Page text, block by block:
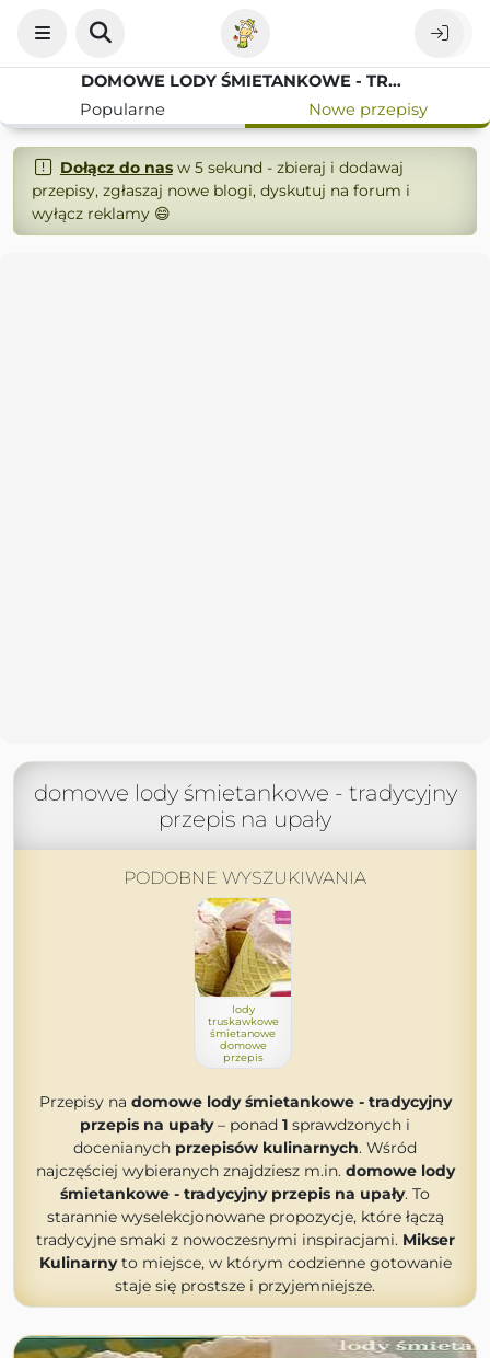
DOMOWE LODY ŚMIETANKOWE - TRADYCYJNY PRZEPIS NA UPAŁY
Popularne
Nowe przepisy
Dołącz do nasw 5 sekund - zbieraj i dodawaj
przepisy, zgłaszaj nowe blogi, dyskutuj na forum i
wyłącz reklamy 😄
domowe lody śmietankowe - tradycyjny
przepis na upały
PODOBNE WYSZUKIWANIA
lody
truskawkowe
śmietanowe
domowe
przepis
Przepisy na domowe lody śmietankowe - tradycyjny
przepis na upały– ponad 1 sprawdzonych i
docenianych przepisów kulinarnych. Wśród
najczęściej wybieranych znajdziesz m.in. domowe lody
śmietankowe - tradycyjny przepis na upały. To
starannie wyselekcjonowane propozycje, które łączą
tradycyjne smaki z nowoczesnymi inspiracjami. Mikser
Kulinarnyto miejsce, w którym codzienne gotowanie
staje się prostsze i przyjemniejsze.